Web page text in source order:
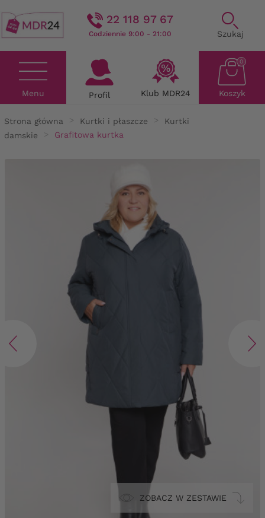
22 118 97 67
Codziennie 9:00 - 21:00 Szukaj
Menu Profil Klub MDR24 Koszyk
0
Strona główna Kurtki i płaszcze
Kurtki
damskie
Grafitowa kurtka
ZOBACZ W ZESTAWIE